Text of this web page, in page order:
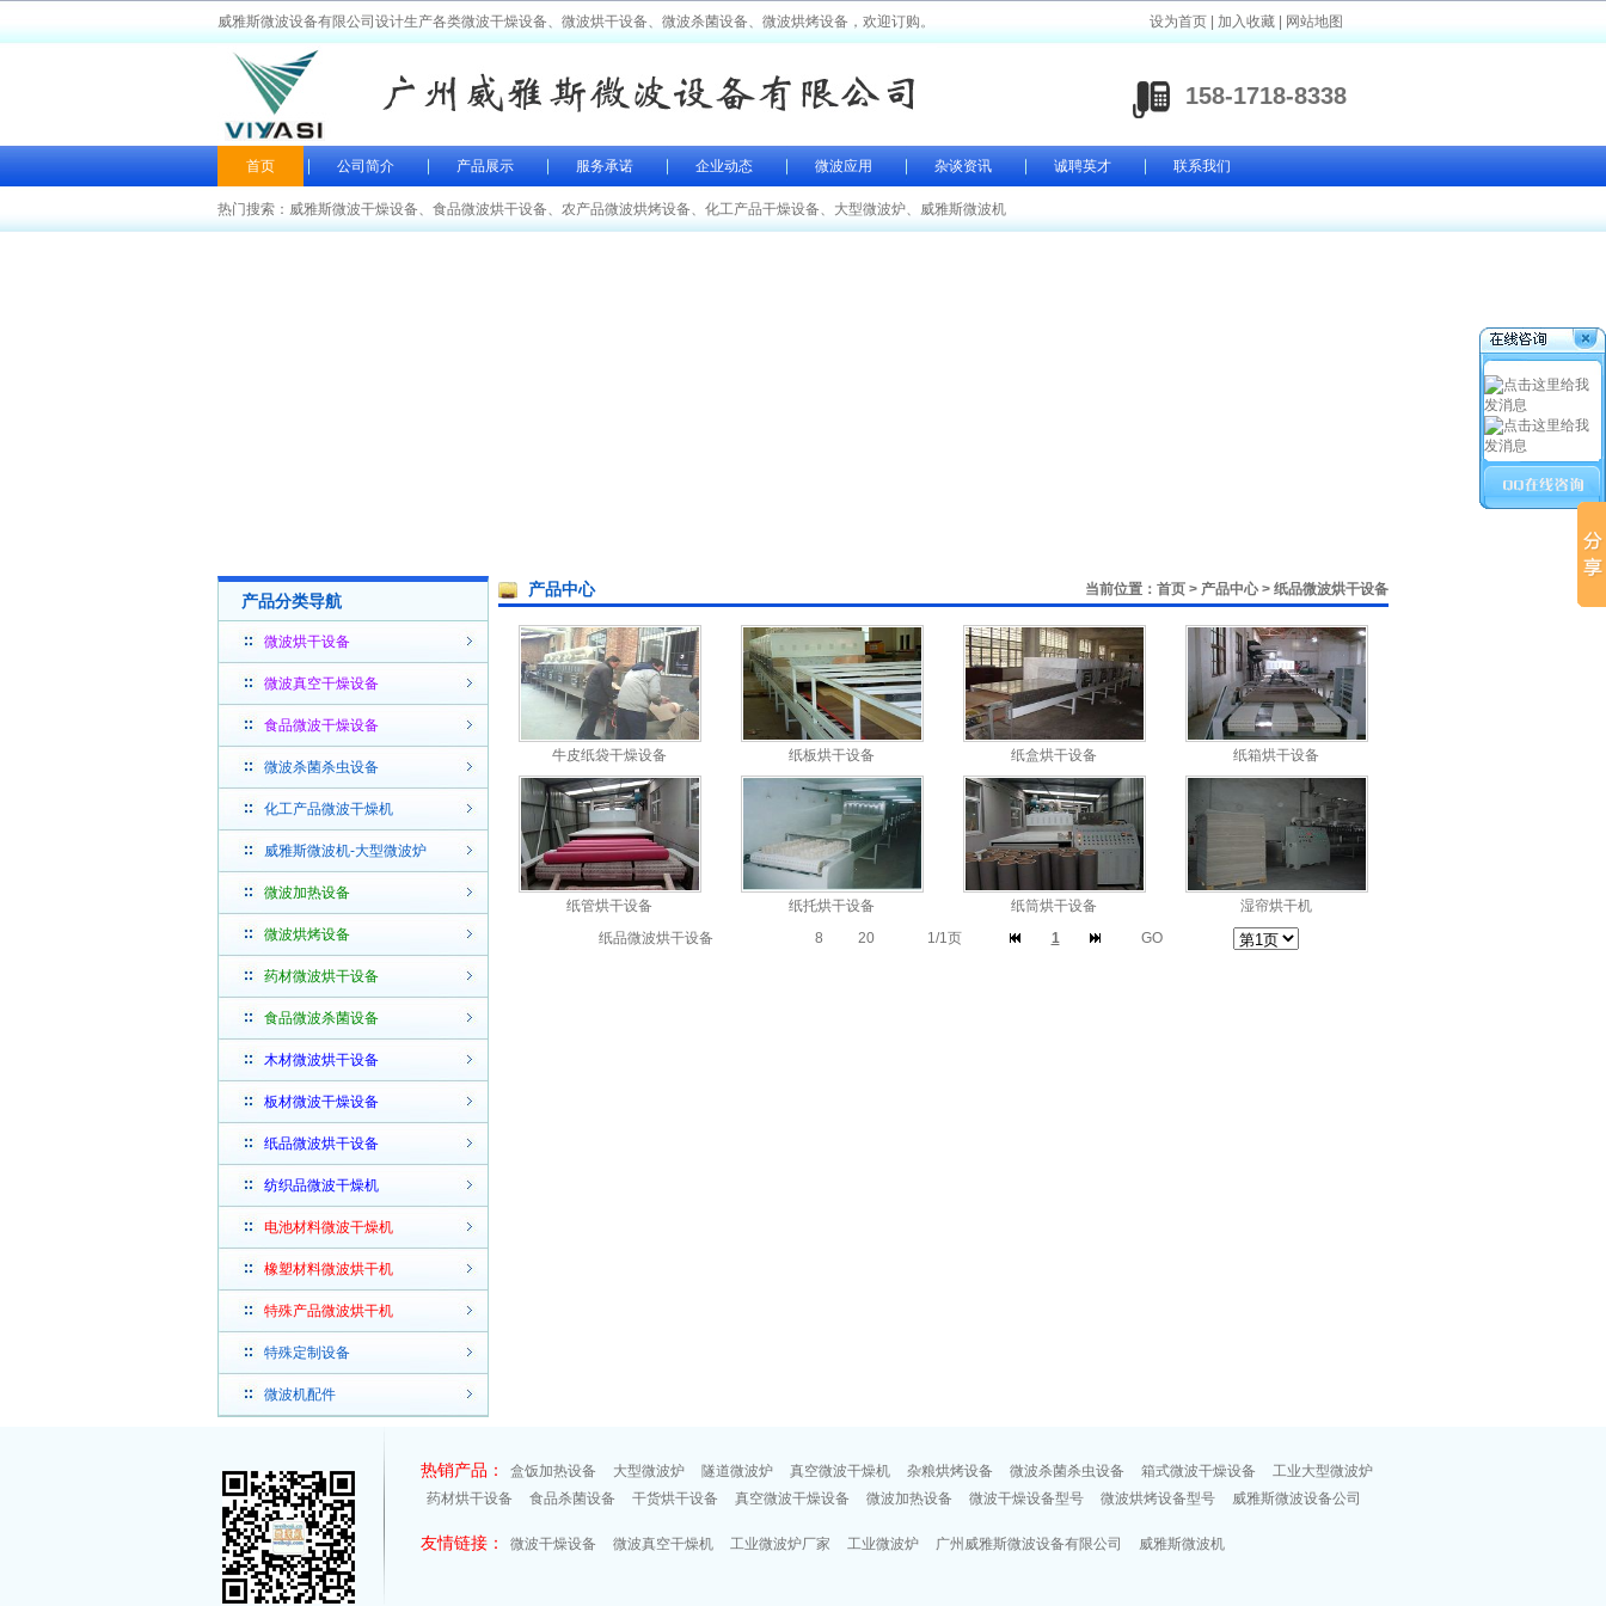
威雅斯微波设备有限公司设计生产各类微波干燥设备、微波烘干设备、微波杀菌设备、微波烘烤设备，欢迎订购。 设为首页 加入收藏 网站地图
158-1718-8338
首页 公司简介 产品展示 服务承诺 企业动态 微波应用 杂谈资讯 诚聘英才 联系我们
热门搜索： 威雅斯微波干燥设备、 食品微波烘干设备、 农产品微波烘烤设备、 化工产品干燥设备、 大型微波炉、 威雅斯微波机
产品分类导航
微波烘干设备
微波真空干燥设备
食品微波干燥设备
微波杀菌杀虫设备
化工产品微波干燥机
威雅斯微波机-大型微波炉
微波加热设备
微波烘烤设备
药材微波烘干设备
食品微波杀菌设备
木材微波烘干设备
板材微波干燥设备
纸品微波烘干设备
纺织品微波干燥机
电池材料微波干燥机
橡塑材料微波烘干机
特殊产品微波烘干机
特殊定制设备
微波机配件
产品中心 当前位置： 首页 > 产品中心 > 纸品微波烘干设备
牛皮纸袋干燥设备 纸板烘干设备 纸盒烘干设备 纸箱烘干设备
纸管烘干设备 纸托烘干设备 纸筒烘干设备
湿帘烘干机
纸品微波烘干设备
8 20 1/1页 1 GO
热销产品： 盒饭加热设备 大型微波炉 隧道微波炉 真空微波干燥机 杂粮烘烤设备 微波杀菌杀虫设备 箱式微波干燥设备
工业大型微波炉
药材烘干设备
食品杀菌设备 干货烘干设备 真空微波干燥设备 微波加热设备 微波干燥设备型号 微波烘烤设备型号 威雅斯微波设备公司
友情链接： 微波干燥设备 微波真空干燥机 工业微波炉厂家 工业微波炉 广州威雅斯微波设备有限公司 威雅斯微波机